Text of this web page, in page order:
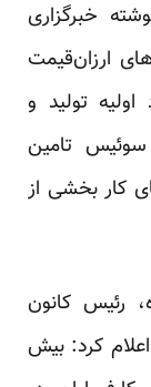
خبرگزاری
ارزان‌قیمت
تولید و
تامین
کار بخشی از
۳۰ مرداد ماه، رئیس کانون
کرد: بیش